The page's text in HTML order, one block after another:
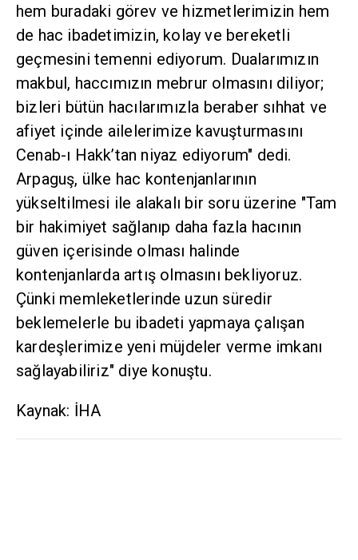
hem buradaki görev ve hizmetlerimizin hem
de hac ibadetimizin, kolay ve bereketli
geçmesini temenni ediyorum. Dualarımızın
makbul, haccımızın mebrur olmasını diliyor;
bizleri bütün hacılarımızla beraber sıhhat ve
afiyet içinde ailelerimize kavuşturmasını
Cenab-ı Hakk’tan niyaz ediyorum" dedi.
Arpaguş, ülke hac kontenjanlarının
yükseltilmesi ile alakalı bir soru üzerine "Tam
bir hakimiyet sağlanıp daha fazla hacının
güven içerisinde olması halinde
kontenjanlarda artış olmasını bekliyoruz.
Çünki memleketlerinde uzun süredir
beklemelerle bu ibadeti yapmaya çalışan
kardeşlerimize yeni müjdeler verme imkanı
sağlayabiliriz" diye konuştu.
Kaynak: İHA